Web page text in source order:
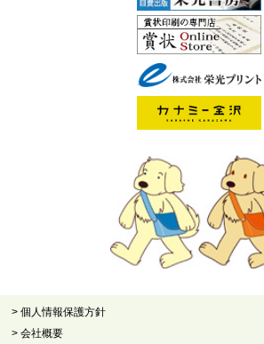
> 個人情報保護方針
> 会社概要